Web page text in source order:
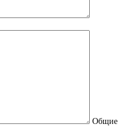
Общие